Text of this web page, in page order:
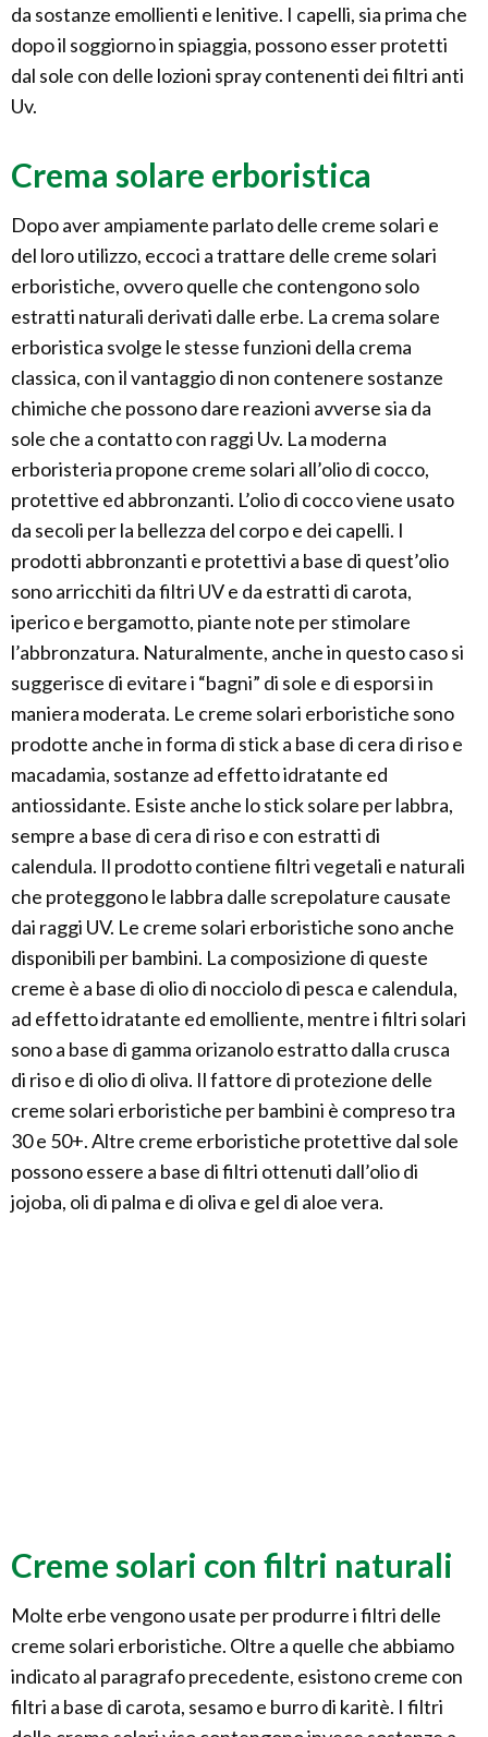
da sostanze emollienti e lenitive. I capelli, sia prima che
dopo il soggiorno in spiaggia, possono esser protetti
dal sole con delle lozioni spray contenenti dei filtri anti
Uv.
Crema solare erboristica
Dopo aver ampiamente parlato delle creme solari e
del loro utilizzo, eccoci a trattare delle creme solari
erboristiche, ovvero quelle che contengono solo
estratti naturali derivati dalle erbe. La crema solare
erboristica svolge le stesse funzioni della crema
classica, con il vantaggio di non contenere sostanze
chimiche che possono dare reazioni avverse sia da
sole che a contatto con raggi Uv. La moderna
erboristeria propone creme solari all’olio di cocco,
protettive ed abbronzanti. L’olio di cocco viene usato
da secoli per la bellezza del corpo e dei capelli. I
prodotti abbronzanti e protettivi a base di quest’olio
sono arricchiti da filtri UV e da estratti di carota,
iperico e bergamotto, piante note per stimolare
l’abbronzatura. Naturalmente, anche in questo caso si
suggerisce di evitare i “bagni” di sole e di esporsi in
maniera moderata. Le creme solari erboristiche sono
prodotte anche in forma di stick a base di cera di riso e
macadamia, sostanze ad effetto idratante ed
antiossidante. Esiste anche lo stick solare per labbra,
sempre a base di cera di riso e con estratti di
calendula. Il prodotto contiene filtri vegetali e naturali
che proteggono le labbra dalle screpolature causate
dai raggi UV. Le creme solari erboristiche sono anche
disponibili per bambini. La composizione di queste
creme è a base di olio di nocciolo di pesca e calendula,
ad effetto idratante ed emolliente, mentre i filtri solari
sono a base di gamma orizanolo estratto dalla crusca
di riso e di olio di oliva. Il fattore di protezione delle
creme solari erboristiche per bambini è compreso tra
30 e 50+. Altre creme erboristiche protettive dal sole
possono essere a base di filtri ottenuti dall’olio di
jojoba, oli di palma e di oliva e gel di aloe vera.
Creme solari con filtri naturali
Molte erbe vengono usate per produrre i filtri delle
creme solari erboristiche. Oltre a quelle che abbiamo
indicato al paragrafo precedente, esistono creme con
filtri a base di carota, sesamo e burro di karitè. I filtri